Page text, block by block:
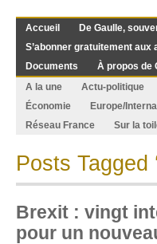
Accueil De Gaulle,
S’abonner gratuitement
Documents
À propos de
A la une
Actu-politique
Économie
Europe/
Réseau France
Sur la
Posts Tagged
Brexit : vingt
pour un